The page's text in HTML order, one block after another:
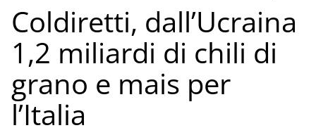
Coldiretti, dall’Ucraina
1,2 miliardi di chili di
grano e mais per
l’Italia